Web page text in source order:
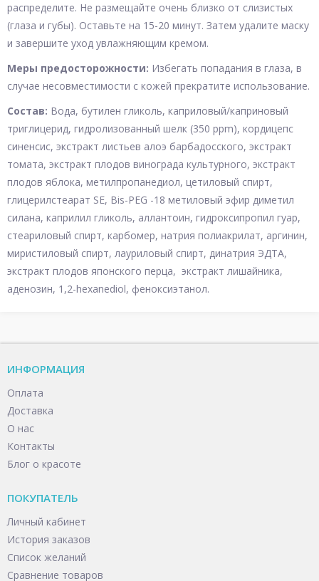
распределите. Не размещайте очень близко от слизистых
(глаза и губы). Оставьте на 15-20 минут. Затем удалите маску
и завершите уход увлажняющим кремом.
Меры предосторожности: Избегать попадания в глаза, в
случае несовместимости с кожей прекратите использование.
Состав: Вода, бутилен гликоль, каприловый/каприновый
триглицерид, гидролизованный шелк (350 ppm), кордицепс
синенсис, экстракт листьев алоэ барбадосского, экстракт
томата, экстракт плодов винограда культурного, экстракт
плодов яблока, метилпропанедиол, цетиловый спирт,
глицерилстеарат SE, Bis-PEG -18 метиловый эфир диметил
силана, каприлил гликоль, аллантоин, гидроксипропил гуар,
стеариловый спирт, карбомер, натрия полиакрилат, аргинин,
миристиловый спирт, лауриловый спирт, динатрия ЭДТА,
экстракт плодов японского перца, экстракт лишайника,
аденозин, 1,2-hexanediol, феноксиэтанол.
ИНФОРМАЦИЯ
Оплата
Доставка
О нас
Контакты
Блог о красоте
ПОКУПАТЕЛЬ
Личный кабинет
История заказов
Список желаний
Сравнение товаров